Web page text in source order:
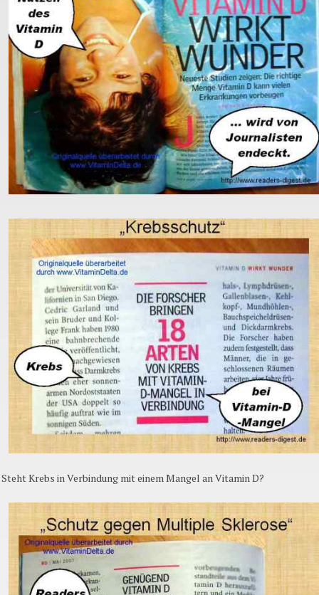
Steht Krebs in Verbindung mit einem Mangel an Vitamin D?